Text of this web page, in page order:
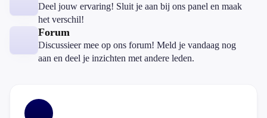
Deel jouw ervaring! Sluit je aan bij ons panel en maak
het verschil!
Forum
Discussieer mee op ons forum! Meld je vandaag nog
aan en deel je inzichten met andere leden.